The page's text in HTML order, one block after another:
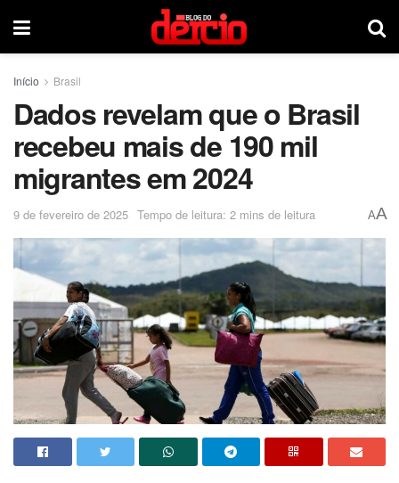
Início Brasil
Dados revelam que o Brasil
recebeu mais de 190 mil
migrantes em 2024
9 de fevereiro de 2025 Tempo de leitura: 2 mins de leitura AA